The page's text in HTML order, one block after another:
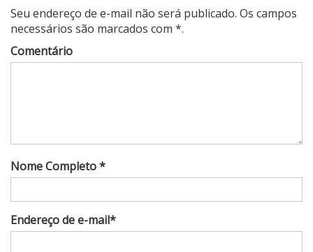
Seu endereço de e-mail não será publicado. Os campos
necessários são marcados com *.
Comentário
Nome Completo *
Endereço de e-mail*